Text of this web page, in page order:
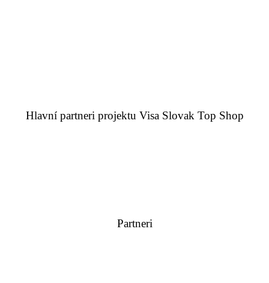
Hlavní partneri projektu Visa Slovak Top Shop
Partneri